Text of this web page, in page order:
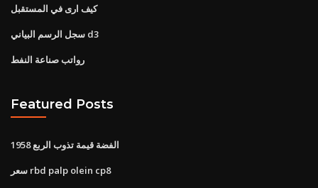
كيف ارى في المستقبل
سجل الرسم البياني d3
رواتب صناعة النفط
Featured Posts
1958 الفضة قيمة تذوب الربع
سعر rbd palp olein cp8